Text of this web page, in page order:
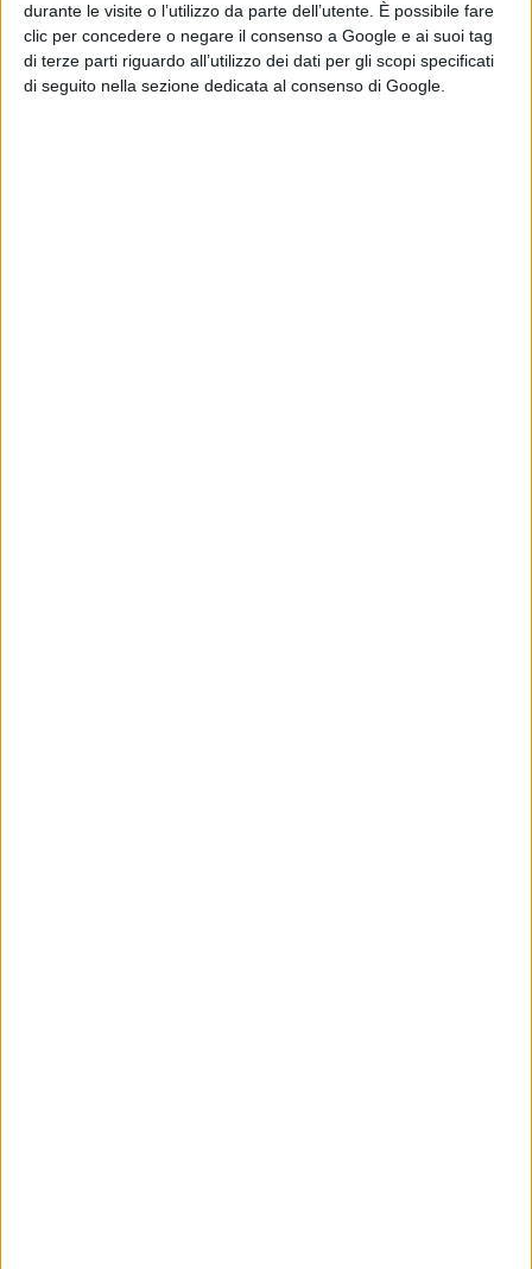
durante le visite o l’utilizzo da parte dell’utente. È possibile fare
clic per concedere o negare il consenso a Google e ai suoi tag
di terze parti riguardo all’utilizzo dei dati per gli scopi specificati
di seguito nella sezione dedicata al consenso di Google.